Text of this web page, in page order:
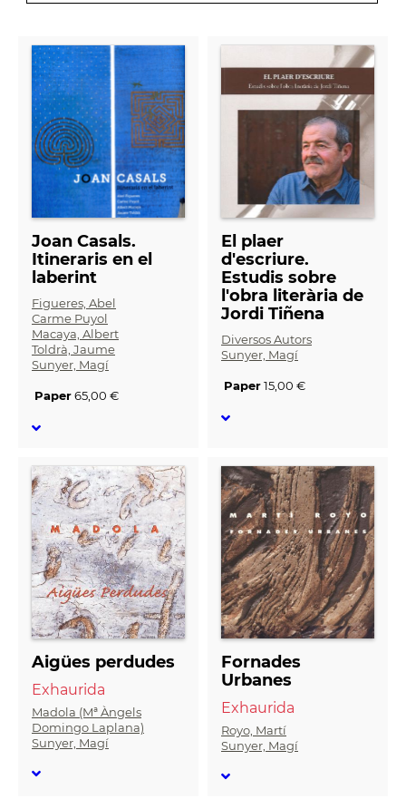
Joan Casals.
Itineraris en el
laberint
Figueres, Abel
Carme Puyol
Macaya, Albert
Toldrà, Jaume
Sunyer, Magí
Paper65,00 €
El plaer
d'escriure.
Estudis sobre
l'obra literària de
Jordi Tiñena
Diversos Autors
Sunyer, Magí
Paper15,00 €
Aigües perdudes
Exhaurida
Madola (Mª Àngels
Domingo Laplana)
Sunyer, Magí
Fornades
Urbanes
Exhaurida
Royo, Martí
Sunyer, Magí